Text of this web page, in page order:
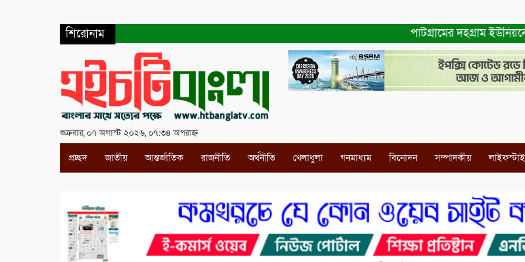
শিরোনাম পাটগ্রামের দহগ্রাম ইউনিয়নের
শুক্রবার, ০৭ অগাস্ট ২০২৬, ০৭:৩৪ অপরাহ্ন
প্রচ্ছদ জাতীয় আন্তর্জাতিক রাজনীতি অর্থনীতি খেলাধুলা গনমাধ্যম বিনোদন সম্পাদকীয়